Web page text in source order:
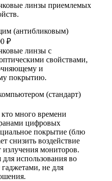
линзы приемлемых
(антибликовым)
₽
линзы с
свойствами,
и
покрытию.
(стандарт)
много времени
цифровых
покрытие (блю
снизить воздействие
излучения мониторов.
использования во
не для